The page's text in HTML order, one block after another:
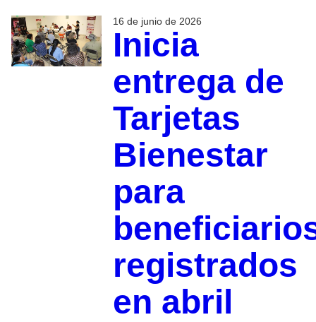
16 de junio de 2026
Inicia
entrega de
Tarjetas
Bienestar
para
registrados
en abril